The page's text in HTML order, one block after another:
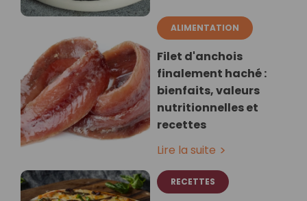
ALIMENTATION
Filet d'anchois
finalement haché :
bienfaits, valeurs
nutritionnelles et
recettes
Lire la suite
RECETTES